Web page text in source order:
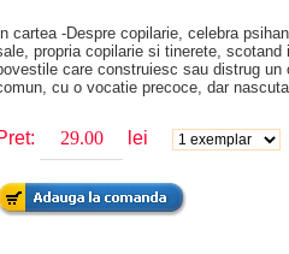
In cartea -Despre copilarie, celebra
propria copilarie si tinerete,
care construiesc sau distrug
cu o vocatie precoce, dar
lei